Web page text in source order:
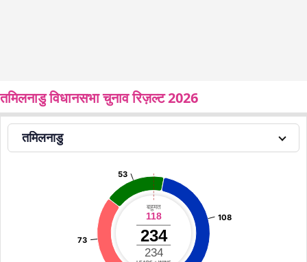
तमिलनाडु विधानसभा चुनाव रिज़ल्ट 2026